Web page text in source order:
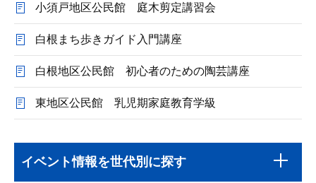
小須戸地区公民館 庭木剪定講習会
白根まち歩きガイド入門講座
白根地区公民館 初心者のための陶芸講座
東地区公民館 乳児期家庭教育学級
文イベント情報を世代別に探す